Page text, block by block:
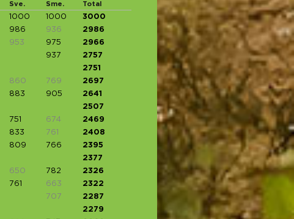
Sve. Sme. Total
1000 1000
3000
986 936
2986
953 975
2966
937
2757
2751
860 769
2697
883 905
2641
2507
751 674
2469
833 761
2408
809 766
2395
2377
650 782
2326
761 663
2322
707
2287
2279